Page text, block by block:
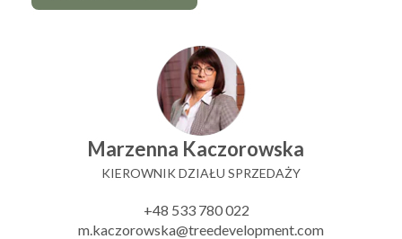
Marzenna Kaczorowska
KIEROWNIK DZIAŁU SPRZEDAŻY
+48 533 780 022
m.kaczorowska@treedevelopment.com